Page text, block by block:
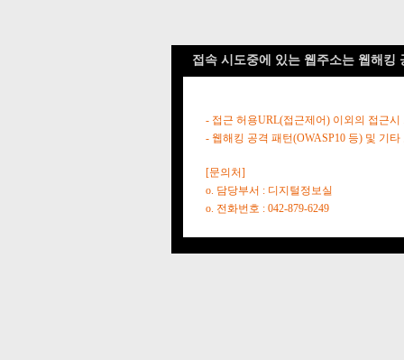
접속 시도중에 있는 웹주소는 웹해킹
- 접근 허용URL(접근제어) 이외의 접근시
- 웹해킹 공격 패턴(OWASP10 등) 및 기
[문의처]
o. 담당부서 : 디지털정보실
o. 전화번호 : 042-879-6249